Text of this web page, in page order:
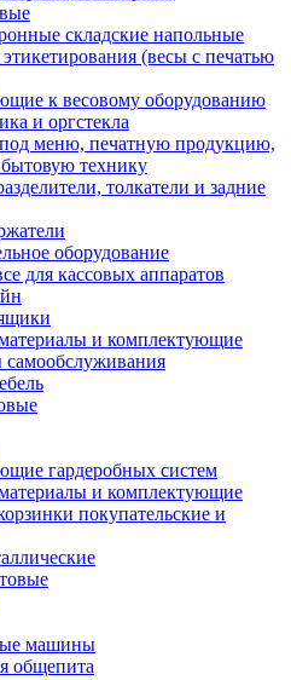
складские напольные
(весы с печатью
к весовому оборудованию
и оргстекла
меню, печатную продукцию,
технику
толкатели и задние
оборудование
для кассовых аппаратов
и комплектующие
гардеробных систем
и комплектующие
покупательские и
машины
общепита